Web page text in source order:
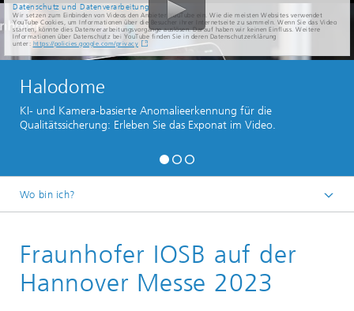
Datenschutz und Datenverarbeitung
Wir setzen zum Einbinden von Videos den Anbieter YouTube ein. Wie die meisten Websites verwendet
YouTube Cookies, um Informationen über die Besucher ihrer Internetseite zu sammeln. Wenn Sie das Video
starten, könnte dies Datenverarbeitungsvorgänge auslösen. Darauf haben wir keinen Einfluss. Weitere
Informationen über Datenschutz bei YouTube finden Sie in deren Datenschutzerklärung
unter: https://policies.google.com/privacy
Halodome
KI- und Kamera-basierte Anomalieerkennung für die
Qualitätssicherung: Erleben Sie das Exponat im Video.
Wo bin ich?
Veranstaltungen
Fraunhofer IOSB auf der
Hannover Messe 2023